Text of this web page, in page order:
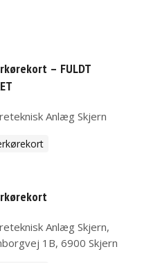
– FULDT
Anlæg Skjern
Anlæg Skjern,
1B, 6900 Skjern